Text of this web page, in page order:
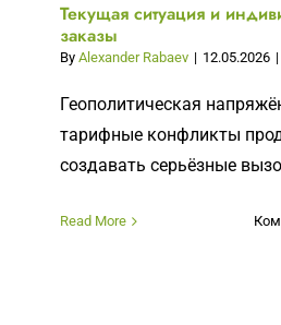
Текущая ситуация и
заказы
By Alexander Rabaev | 12.05.2026 |
Геополитическая
тарифные конфликты
создавать серьёзные
Read More